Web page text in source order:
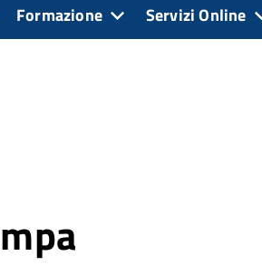
Formazione Servizi Online